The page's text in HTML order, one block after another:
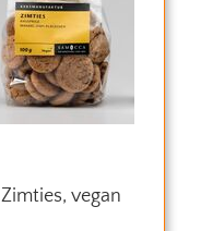
Zimties, vegan